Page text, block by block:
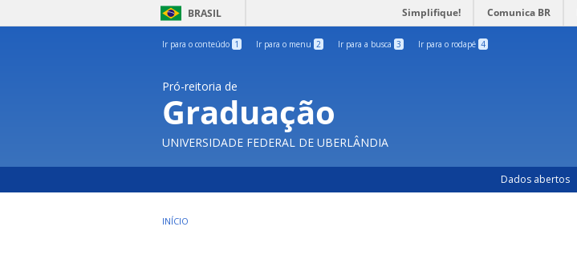
BRASIL Simplifique! Comunica BR
Ir para o conteúdo 1 Ir para o menu 2 Ir para a busca 3 Ir para o rodapé 4
Pró-reitoria de
Graduação
UNIVERSIDADE FEDERAL DE UBERLÂNDIA
Dados abertos
INÍCIO